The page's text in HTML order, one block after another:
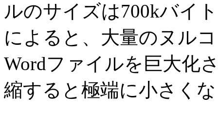
ルのサイズは700kバイ
によると、大量のヌル
Wordファイルを巨大化
縮すると極端に小さく